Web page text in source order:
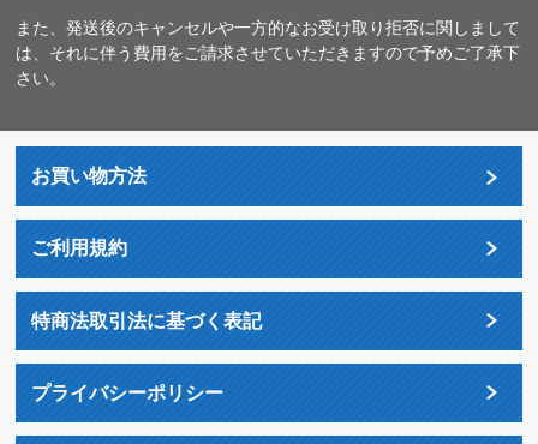
また、発送後のキャンセルや一方的なお受け取り拒否に関しまして
は、それに伴う費用をご請求させていただきますので予めご了承下
さい。
お買い物方法
ご利用規約
特商法取引法に基づく表記
プライバシーポリシー